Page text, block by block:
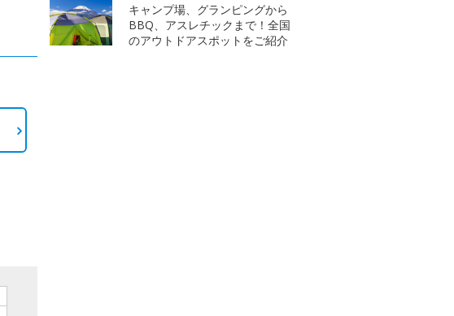
キャンプ場、グランピングから
BBQ、アスレチックまで！全国
のアウトドアスポットをご紹介